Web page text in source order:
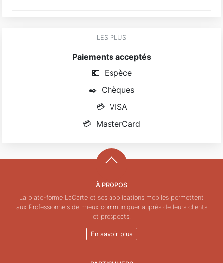
LES PLUS
Paiements acceptés
💶 Espèce
✒️ Chèques
💳 VISA
💳 MasterCard
À PROPOS
La plate-forme LaCarte et ses applications mobiles permettent
aux Professionnels de mieux communiquer auprès de leurs clients
et prospects.
En savoir plus